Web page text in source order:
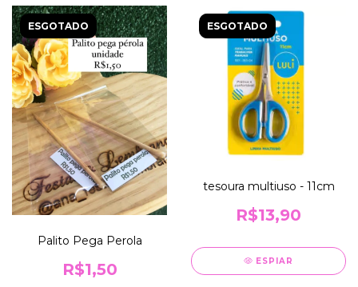
ESGOTADO
Palito Pega Perola
R$1,50
ESGOTADO
tesoura multiuso - 11cm
R$13,90
ESPIAR